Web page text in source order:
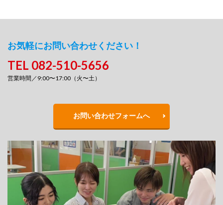
お気軽にお問い合わせください！
TEL 082-510-5656
営業時間／9:00〜17:00（火〜土）
お問い合わせフォームへ